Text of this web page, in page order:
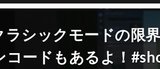
ラシックモードの限
ードもあるよ！